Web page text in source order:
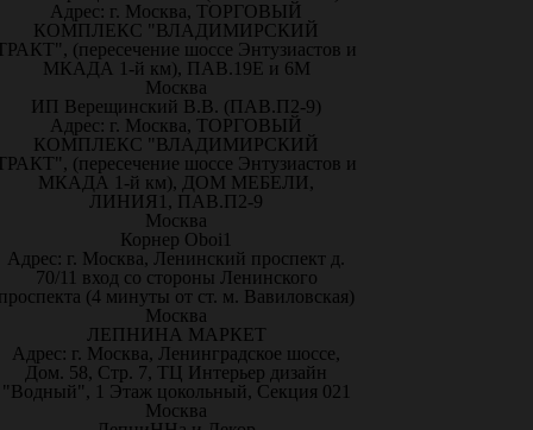
Адрес: г. Москва, ТОРГОВЫЙ
КОМПЛЕКС "ВЛАДИМИРСКИЙ
(пересечение шоссе Энтузиастов и
МКАДА 1-й км), ПАВ.19Е и 6М
Москва
ИП Верещинский В.В. (ПАВ.П2-9)
Адрес: г. Москва, ТОРГОВЫЙ
КОМПЛЕКС "ВЛАДИМИРСКИЙ
(пересечение шоссе Энтузиастов и
МКАДА 1-й км), ДОМ МЕБЕЛИ,
ЛИНИЯ1, ПАВ.П2-9
Москва
Корнер Oboi1
Адрес: г. Москва, Ленинский проспект д.
70/11 вход со стороны Ленинского
(4 минуты от ст. м. Вавиловская)
Москва
ЛЕПНИНА МАРКЕТ
Адрес: г. Москва, Ленинградское шоссе,
Дом. 58, Стр. 7, ТЦ Интерьер дизайн
"Водный", 1 Этаж цокольный, Секция 021
Москва